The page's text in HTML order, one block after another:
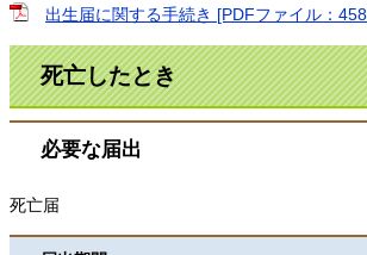
出生届に関する手続き [PDFファイル：
死亡したとき
必要な届出
死亡届